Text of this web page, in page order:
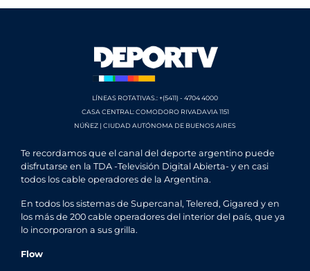
LÍNEAS ROTATIVAS.: +(5411) - 4704 4000
CASA CENTRAL: COMODORO RIVADAVIA 1151
NÚÑEZ | CIUDAD AUTÓNOMA DE BUENOS AIRES
Te recordamos que el canal del deporte argentino puede
disfrutarse en la TDA -Televisión Digital Abierta- y en casi
todos los cable operadores de la Argentina.
En todos los sistemas de Supercanal, Telered, Gigared y en
los más de 200 cable operadores del interior del país, que ya
lo incorporaron a sus grilla.
Flow